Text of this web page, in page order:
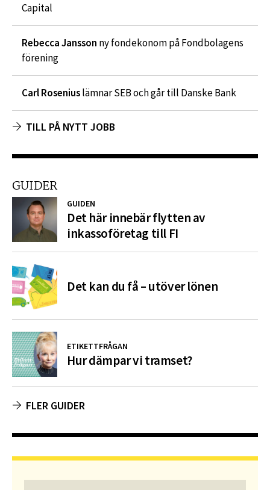
Capital
Rebecca Jansson ny fondekonom på Fondbolagens
förening
Carl Roseniuslämnar SEB och går till Danske Bank
TILL PÅ NYTT JOBB
GUIDER
GUIDEN
Det här innebär flytten av
inkassoföretag till FI
Det kan du få – utöver lönen
ETIKETTFRÅGAN
Hur dämpar vi tramset?
FLER GUIDER